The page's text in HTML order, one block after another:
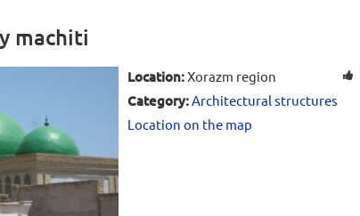
machiti
Location:Xorazm region
Category:Architectural structures
Location on the map